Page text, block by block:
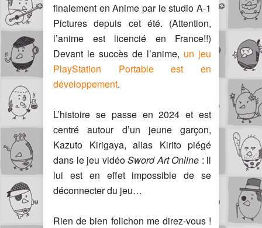
finalement en Anime par le studio A-1
Pictures depuis cet été. (Attention,
l’anime est licencié en France!!)
Devant le succès de l’anime, un jeu
PlayStation Portable est en
développement.
L’histoire se passe en 2024 et est
centré autour d’un jeune garçon,
Kazuto Kirigaya, alias Kirito piégé
dans le jeu vidéoSword Art Online : il
lui est en effet impossible de se
déconnecter du jeu…
Rien de bien folichon me direz-vous !